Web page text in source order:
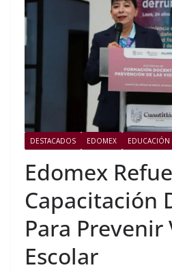
DESTACADOS EDOMEX EDUCACIÓN
Edomex
Capacitación
Para Prevenir
Escolar